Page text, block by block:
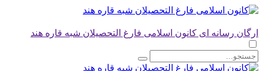
ارگان رسانه ای کانون اسلامی فارغ التحصیلان شبه قاره هند